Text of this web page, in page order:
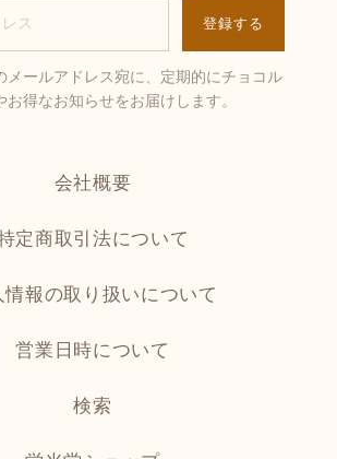
メールアドレス宛に、定期的にチョコル
得なお知らせをお届けします。
会社概要
定商取引法について
情報の取り扱いについて
営業日時について
検索